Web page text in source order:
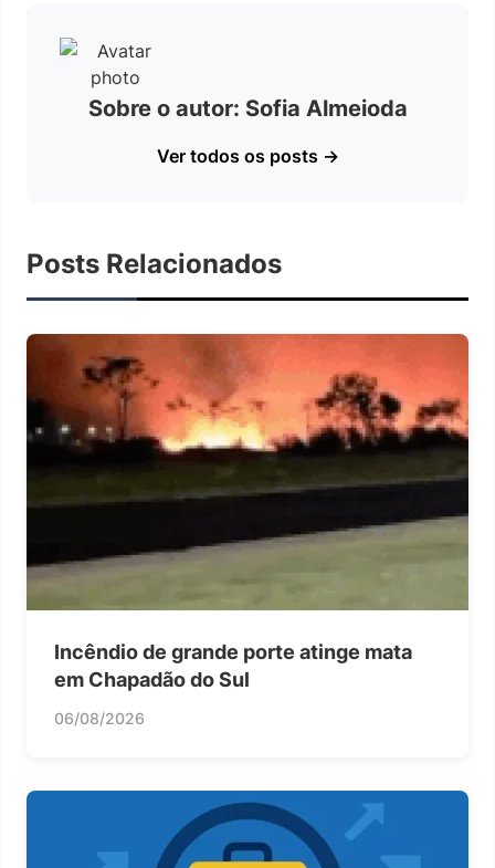
Sobre o autor: Sofia Almeioda
Ver todos os posts →
Posts Relacionados
Incêndio de grande porte atinge mata
em Chapadão do Sul
06/08/2026